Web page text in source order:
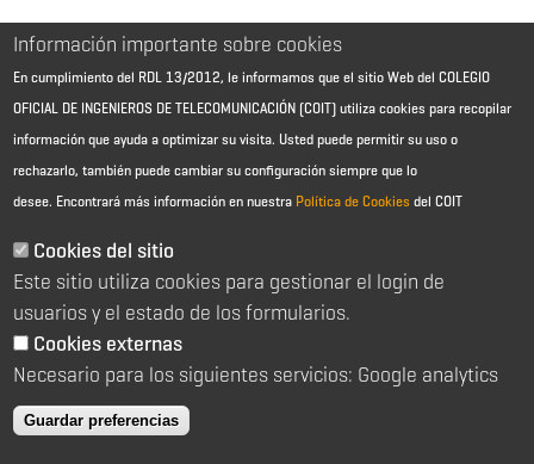
Aviso Legal - Información general
Política de cookies
Política de reembolso
Sitemap
C/ Almagro 2 1º Izqda 28010 Madrid
91 391 10 66
coit@coit.es
Información importante sobre cookies
En cumplimiento del RDL 13/2012, le informamos que el sitio Web del COLEGIO
OFICIAL DE INGENIEROS DE TELECOMUNICACIÓN (COIT) utiliza cookies para recopilar
información que ayuda a optimizar su visita. Usted puede permitir su uso o
rechazarlo, también puede cambiar su configuración siempre que lo
desee. Encontrará más información en nuestra Política de Cookies del COIT
Cookies del sitio
Este sitio utiliza cookies para gestionar el login de
usuarios y el estado de los formularios.
Cookies externas
Necesario para los siguientes servicios: Google analytics
Guardar preferencias